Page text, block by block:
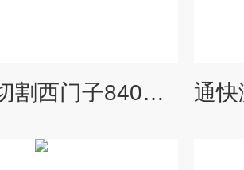
通快激光切割西门子840D数控系统维修各种报警